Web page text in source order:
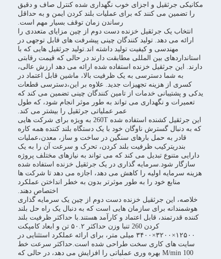
مکانیکی جرثقیل و اجزای خوب نگهداری شده کنترل صاف و دقیق
را تضمین می کنند که برای عملیات بلند کردن ایمن و به حداقل
رساندن زمان توقف بسیار مهم است.
انتخاب یک جرثقیل خزنده دست دوم از چین مزایای متعددی را
ارائه می دهد. تولید کنندگان چینی پیشرفت های قابل توجهی در
مهندسی و کیفیت تولید داشته اند.تولید جرثقیل هایی که با
استانداردهای بین المللی مطابقت دارند در حالی که قیمت رقابتی
دارند. این جرثقیل خزنده استفاده شده ارائه می دهد ارزش عالی،
به شما دسترسی به یک ظرفیت بالا، ماشین قابل اعتماد در
کسری از هزینه تجهیزات جدید. علاوه بر این،دسترسی قطعات
یدکی و پشتیبانی خدمات از تامین کنندگان چینی تضمین می کند که
تعمیرات و نگهداری می تواند به طور موثر انجام شود، که طول
عمر عملیاتی جرثقیل را بیشتر می کند.
این جرثقیل کشنده استفاده شده 260T به ویژه برای شرکت هایی
که به دنبال گسترش ناوگان خود با یک دستگاه بلند کننده همه کاره
قادر به حمل بارهای سنگین در ساخت و ساز، معدن،عملیات
بندریترکیب ظرفیت بلند کردن، تحرک و سرعت آن را به یک
دارایی متنوع تبدیل می کند که می تواند به نیازهای مختلف پروژه
سازگار شود.سرمایه گذاری در یک جرثقیل خزنده استفاده شده
هزینه سرمایه اولیه را کاهش می دهد، اجازه می دهد تا شرکت ها
منابع خود را به طور موثرتر بدون به خطر انداختن عملکرد
اختصاص دهند.
خلاصه، این جرثقیل خزنده دست دوم از چین یک سرمایه گذاری
هوشمندانه برای سازمان هایی است که به دنبال یک راه حل بلند
کننده قدرتمند، قابل اعتماد و کارآمد هستند.با حداکثر ظرفیت بلند
کردن 260 تنبا وزن حداکثر ۵۰.۲ تن و ابعاد کامپکت
۱۲۵۰۰×۳۲۰۰×۳۴۰۰ میلی متر، برای ارائه عملکرد استثنایی در
سایت های کاری سخت طراحی شده است.حداکثر سرعت خط
100 M/min بهره وری عملیاتی را افزایش می دهد، در حالی که